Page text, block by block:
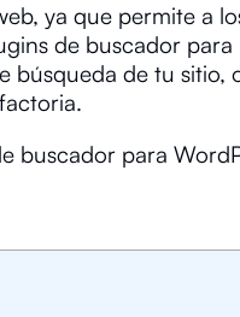
ya que permite a
de buscador para
búsqueda de tu sitio,
buscador para